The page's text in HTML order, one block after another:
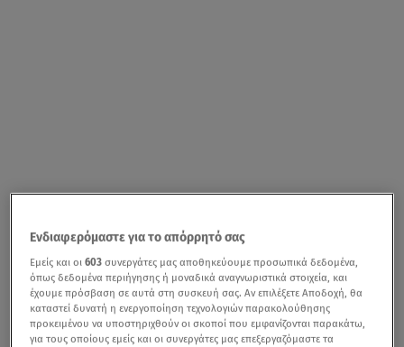
Ενδιαφερόμαστε για το απόρρητό σας
Εμείς και οι603 συνεργάτες μας αποθηκεύουμε προσωπικά δεδομένα,
όπως δεδομένα περιήγησης ή μοναδικά αναγνωριστικά στοιχεία, και
έχουμε πρόσβαση σε αυτά στη συσκευή σας. Αν επιλέξετε Αποδοχή, θα
καταστεί δυνατή η ενεργοποίηση τεχνολογιών παρακολούθησης
προκειμένου να υποστηριχθούν οι σκοποί που εμφανίζονται παρακάτω,
για τους οποίους εμείς και οι συνεργάτες μας επεξεργαζόμαστε τα